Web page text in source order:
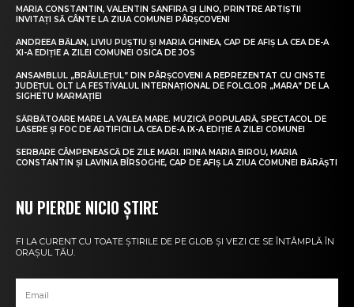
MARIA CONSTANTIN, VALENTIN SANFIRA ȘI LINO, PRINTRE ARTIȘTII
INVITAȚI SĂ CÂNTE LA ZIUA COMUNEI PÂRȘCOVENI
ANDREEA BĂLAN, LIVIU PUȘTIU ȘI MARIA GHINEA, CAP DE AFIȘ LA CEA DE-A
XI-A EDIȚIE A ZILEI COMUNEI OSICA DE JOS
ANSAMBLUL „BRÂULEȚUL” DIN PÂRȘCOVENI A REPREZENTAT CU CINSTE
JUDEȚUL OLT LA FESTIVALUL INTERNAȚIONAL DE FOLCLOR „MARA” DE LA
SIGHETU MARMAȚIEI
SĂRBĂTOARE MARE LA VALEA MARE. MUZICĂ POPULARĂ, SPECTACOL DE
LASERE ȘI FOC DE ARTIFICII LA CEA DE-A IX-A EDIȚIE A ZILEI COMUNEI
SERBARE CÂMPENEASCĂ DE ZILE MARI. IRINA MARIA BIROU, MARIA
CONSTANTIN ȘI LAVINIA BÎRSOGHE, CAP DE AFIȘ LA ZIUA COMUNEI BĂRĂȘTI
NU PIERDE NICIO ȘTIRE
FI LA CURENT CU TOATE ȘTIRILE DE PE GLOB ȘI VEZI CE SE ÎNTÂMPLĂ ÎN
ORAȘUL TĂU.